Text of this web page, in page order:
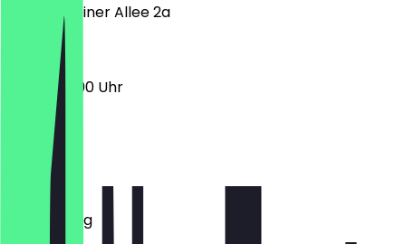
Gravensteiner Allee 2a
06:30 - 13:00 Uhr
Montag
Dienstag
Mittwoch
Donnerstag